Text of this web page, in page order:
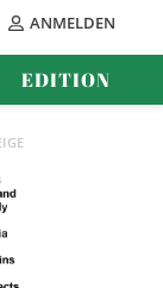
ANMELDEN
EDITION